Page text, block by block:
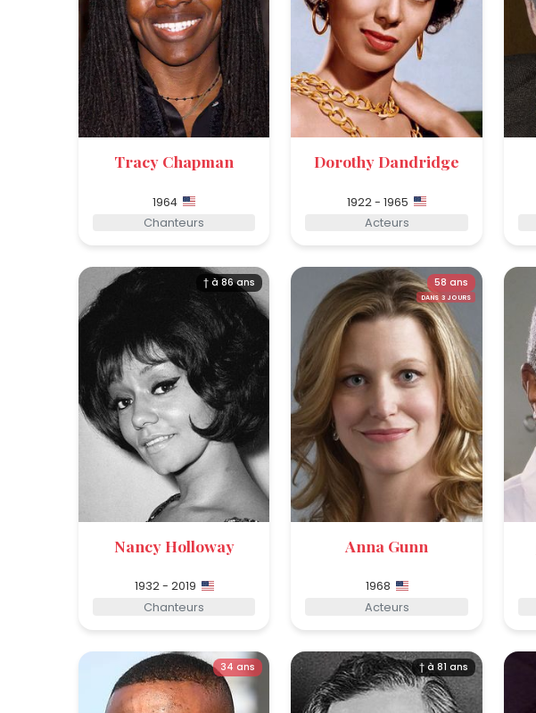
Tracy Chapman
1964
Chanteurs
Dorothy Dandridge
1922 - 1965
Acteurs
† à 86 ans
Nancy Holloway
1932 - 2019
Chanteurs
58 ans
DANS 3 JOURS
Anna Gunn
1968
Acteurs
34 ans † à 81 ans